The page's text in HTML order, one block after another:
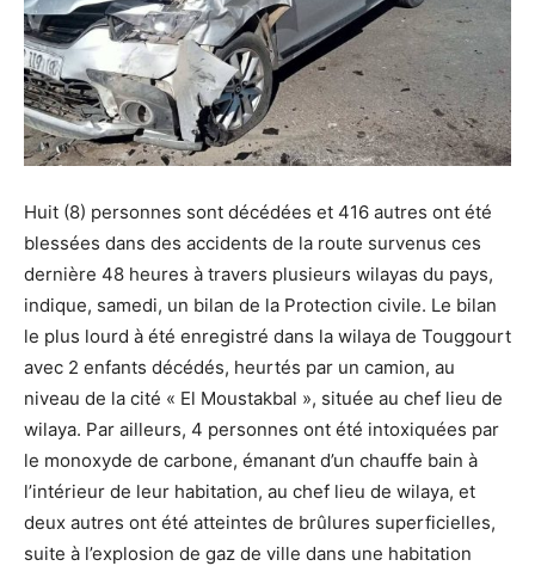
Huit (8) personnes sont décédées et 416 autres ont été
blessées dans des accidents de la route survenus ces
dernière 48 heures à travers plusieurs wilayas du pays,
indique, samedi, un bilan de la Protection civile. Le bilan
le plus lourd à été enregistré dans la wilaya de Touggourt
avec 2 enfants décédés, heurtés par un camion, au
niveau de la cité « El Moustakbal », située au chef lieu de
wilaya. Par ailleurs, 4 personnes ont été intoxiquées par
le monoxyde de carbone, émanant d’un chauffe bain à
l’intérieur de leur habitation, au chef lieu de wilaya, et
deux autres ont été atteintes de brûlures superficielles,
suite à l’explosion de gaz de ville dans une habitation